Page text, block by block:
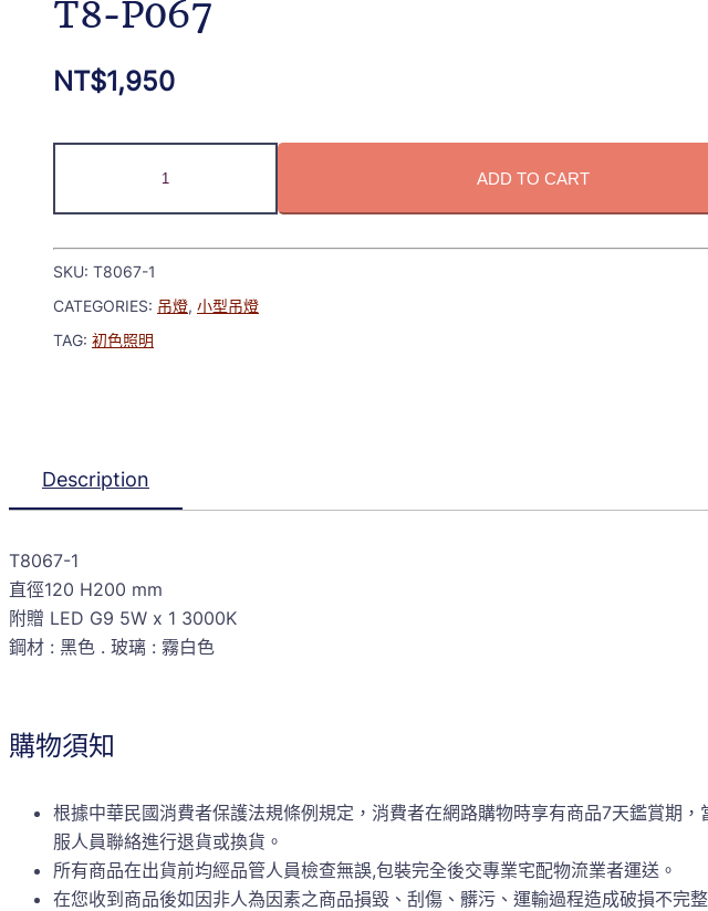
T8-P067
NT$1,950
ADD TO CART
SKU: T8067-1
CATEGORIES: 吊燈, 小型吊燈
TAG: 初色照明
Description
T8067-1
直徑120 H200 mm
附贈 LED G9 5W x 1 3000K
鋼材 : 黑色 . 玻璃 : 霧白色
購物須知
根據中華民國消費者保護法規條例規定，消費者在網路購物時享有商品7天鑑賞期
服人員聯絡進行退貨或換貨。
所有商品在出貨前均經品管人員檢查無誤,包裝完全後交專業宅配物流業者運送。
在您收到商品後如因非人為因素之商品損毀、刮傷、髒污、運輸過程造成破損不